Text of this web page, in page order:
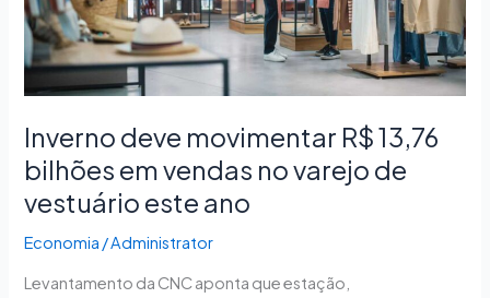
Inverno deve movimentar R$ 13,76
bilhões em vendas no varejo de
vestuário este ano
Economia /Administrator
Levantamento da CNC aponta que estação,
em
vendas
no
varejo
vestuário
este
ano